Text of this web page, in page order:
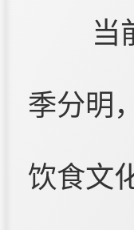
当
季分明
饮食文